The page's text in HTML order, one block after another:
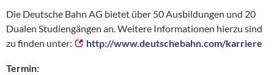
Die Deutsche Bahn AG bietet über 50 Ausbildungen und 20
Dualen Studiengängen an. Weitere Informationen hierzu sind
zu finden unter:
http://www.deutschebahn.com/karriere
Termin: